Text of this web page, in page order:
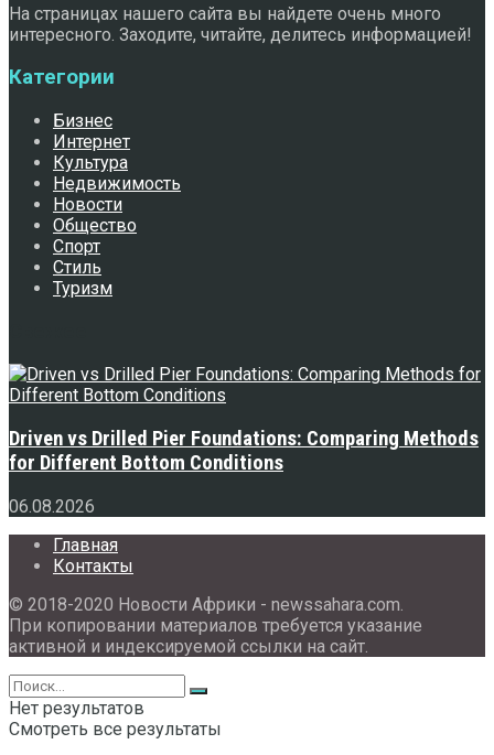
На страницах нашего сайта вы найдете очень много
интересного. Заходите, читайте, делитесь информацией!
Категории
Бизнес
Интернет
Культура
Недвижимость
Новости
Общество
Спорт
Стиль
Туризм
Driven vs Drilled Pier Foundations: Comparing Methods
for Different Bottom Conditions
06.08.2026
Главная
Контакты
© 2018-2020 Новости Африки - newssahara.com.
При копировании материалов требуется указание
активной и индексируемой ссылки на сайт.
Нет результатов
Смотреть все результаты